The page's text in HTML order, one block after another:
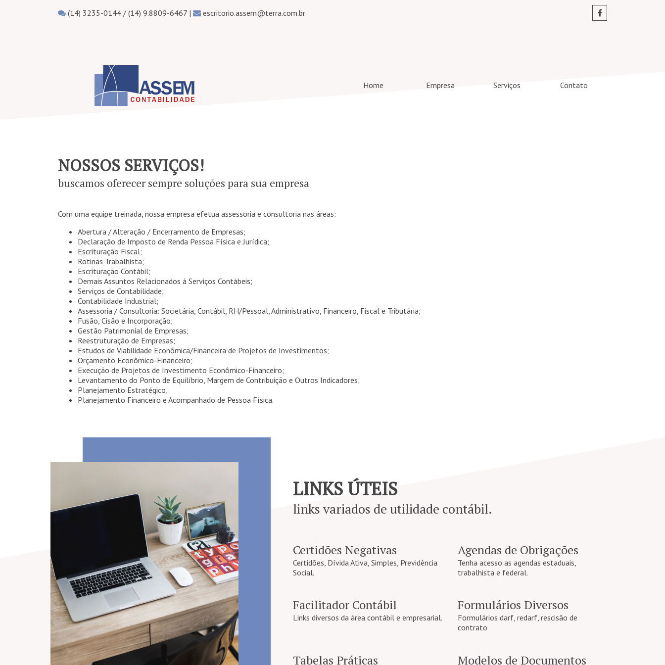
(14) 3235-0144 / (14) 9.8809-6467 | escritorio.assem@terra.com.br
Home Empresa Serviços Contato
NOSSOS SERVIÇOS!
buscamos oferecer sempre soluções para sua empresa
Com uma equipe treinada, nossa empresa efetua assessoria e consultoria nas áreas:
Abertura / Alteração / Encerramento de Empresas;
Declaração de Imposto de Renda Pessoa Física e Jurídica;
Escrituração Fiscal;
Rotinas Trabalhista;
Escrituração Contábil;
Demais Assuntos Relacionados à Serviços Contábeis;
Serviços de Contabilidade;
Contabilidade Industrial;
Assessoria / Consultoria: Societária, Contábil, RH/Pessoal, Administrativo, Financeiro, Fiscal e Tributária;
Fusão, Cisão e Incorporação;
Gestão Patrimonial de Empresas;
Reestruturação de Empresas;
Estudos de Viabilidade Econômica/Financeira de Projetos de Investimentos;
Orçamento Econômico-Financeiro;
Execução de Projetos de Investimento Econômico-Financeiro;
Levantamento do Ponto de Equilíbrio, Margem de Contribuição e Outros Indicadores;
Planejamento Estratégico;
Planejamento Financeiro e Acompanhado de Pessoa Física.
LINKS ÚTEIS
links variados de utilidade contábil.
Certidões Negativas
Certidões, Dívida Ativa, Simples, Previdência
Social.
Agendas de Obrigações
Tenha acesso as agendas estaduais,
trabalhista e federal.
Facilitador Contábil
Links diversos da área contábil e empresarial.
Formulários Diversos
Formulários darf, redarf, rescisão de
contrato
Tabelas Práticas Modelos de Documentos